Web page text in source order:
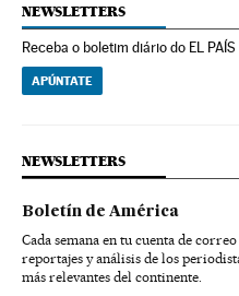
NEWSLETTERS
Receba o boletim diário do EL PAÍS
APÚNTATE
NEWSLETTERS
Boletín de América
Cada semana en tu cuenta de
reportajes y análisis de los
más relevantes del continente.